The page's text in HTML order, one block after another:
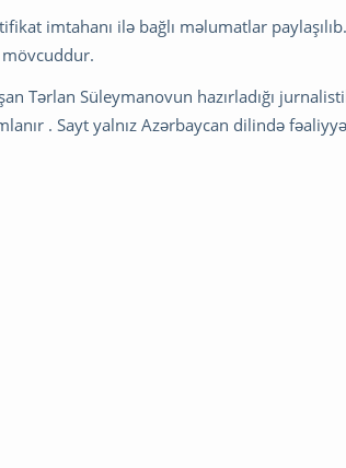
imtahanı ilə bağlı məlumatlar
mövcuddur.
Tərlan Süleymanovun hazırladığı
. Sayt yalnız Azərbaycan dilində